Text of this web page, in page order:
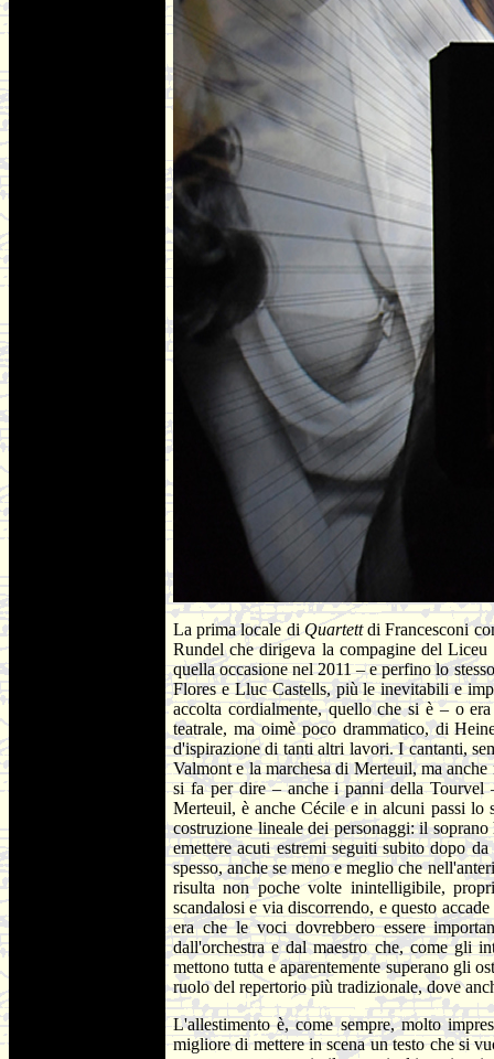
La prima locale diQuartettdi Francesconi
Rundel che dirigeva la compagine del
quella occasione nel 2011 – e perfino lo
Flores e Lluc Castells, più le inevitabili e
accolta cordialmente, quello che si è – o
teatrale, ma oimè poco drammatico, di
d'ispirazione di tanti altri lavori. I cantanti,
Valmont e la marchesa di Merteuil, ma
si fa per dire – anche i panni della
Merteuil, è anche Cécile e in alcuni passi lo
costruzione lineale dei personaggi: il
emettere acuti estremi seguiti subito dopo
spesso, anche se meno e meglio che
risulta non poche volte inintelligibile,
scandalosi e via discorrendo, e questo
era che le voci dovrebbero essere
dall'orchestra e dal maestro che, come gli
mettono tutta e aparentemente superano gli
ruolo del repertorio più tradizionale, dove
L'allestimento è, come sempre, molto
migliore di mettere in scena un testo che si